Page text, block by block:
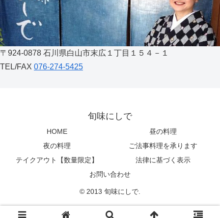
〒924-0878 石川県白山市末広１丁目１５４－１
TEL/FAX 076-274-5425
旬味にしで
HOME
昼の料理
夜の料理
ご法事料理を承ります
テイクアウト【数量限定】
法律に基づく表示
お問い合わせ
© 2013 旬味にしで.